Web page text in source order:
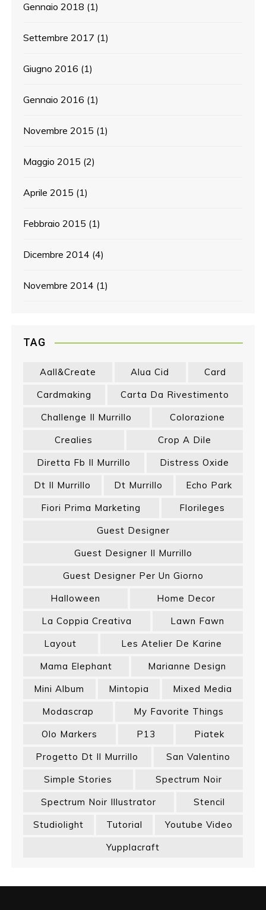
Gennaio 2018 (1)
Settembre 2017 (1)
Giugno 2016 (1)
Gennaio 2016 (1)
Novembre 2015 (1)
Maggio 2015 (2)
Aprile 2015 (1)
Febbraio 2015 (1)
Dicembre 2014 (4)
Novembre 2014 (1)
TAG
Aall&create Alua Cid
Card
Cardmaking
Carta Da Rivestimento
Challenge Il Murrillo
Colorazione
Crealies
Crop A Dile
Diretta Fb Il Murrillo
Distress Oxide
Dt Il Murrillo
Dt Murrillo
Echo Park
Fiori Prima Marketing
Florileges
Guest Designer
Guest Designer Il Murrillo
Guest Designer Per Un Giorno
Halloween
Home Decor
La Coppia Creativa
Lawn Fawn
Layout
Les Atelier De Karine
Mama Elephant
Marianne Design
Mini Album
Mintopia
Mixed Media
Modascrap
My Favorite Things
Olo Markers
P13
Piatek
Progetto Dt Il Murrillo
San Valentino
Simple Stories
Spectrum Noir
Spectrum Noir Illustrator
Stencil
Studiolight
Tutorial
Youtube Video
Yupplacraft